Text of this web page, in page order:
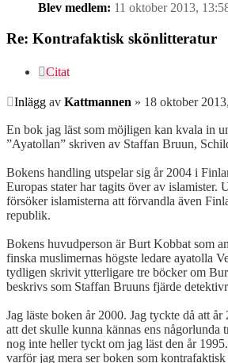
Blev medlem: 11 oktober 2013,
Re: Kontrafaktisk skönlitteratur
Citat
Inlägg av Kattmannen » 18 oktober
En bok jag läst som möjligen kan kvala in
”Ayatollan” skriven av Staffan Bruun,
Bokens handling utspelar sig år 2004 i
Europas stater har tagits över av islamister.
försöker islamisterna att förvandla även
republik.
Bokens huvudperson är Burt Kobbat som
finska muslimernas högste ledare ayatolla
tydligen skrivit ytterligare tre böcker om
beskrivs som Staffan Bruuns fjärde
Jag läste boken år 2000. Jag tyckte då att
att det skulle kunna kännas ens någorlunda
nog inte heller tyckt om jag läst den år
varför jag mera ser boken som